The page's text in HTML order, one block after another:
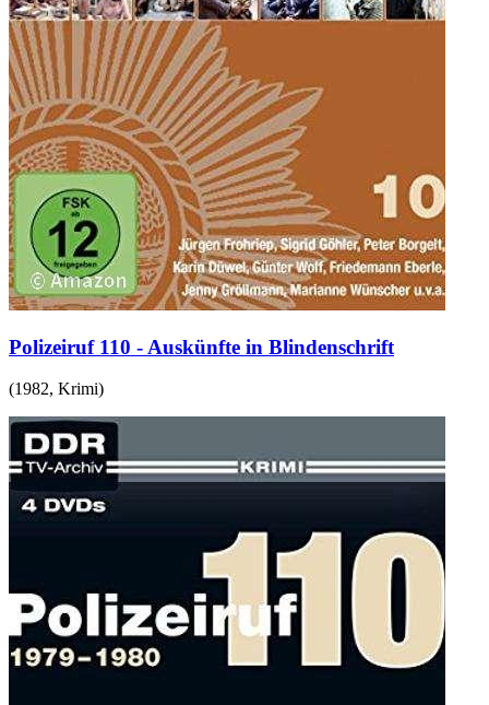
Polizeiruf 110 - Auskünfte in Blindenschrift
(1982, Krimi)